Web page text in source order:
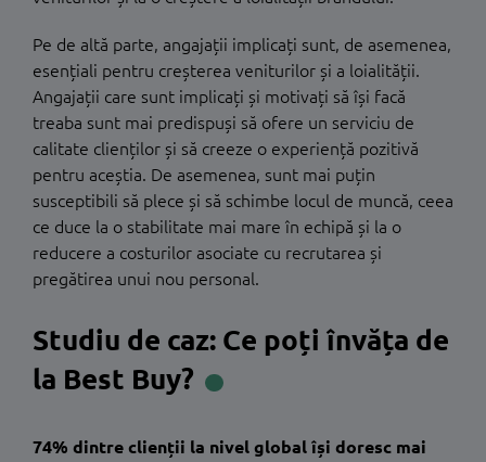
Pe de altă parte, angajații implicați sunt, de asemenea,
esențiali pentru creșterea veniturilor și a loialității.
Angajații care sunt implicați și motivați să își facă
treaba sunt mai predispuși să ofere un serviciu de
calitate clienților și să creeze o experiență pozitivă
pentru aceștia. De asemenea, sunt mai puțin
susceptibili să plece și să schimbe locul de muncă, ceea
ce duce la o stabilitate mai mare în echipă și la o
reducere a costurilor asociate cu recrutarea și
pregătirea unui nou personal.
Studiu de caz: Ce poți învăța de
la Best Buy?
74% dintre clienții la nivel global își doresc mai